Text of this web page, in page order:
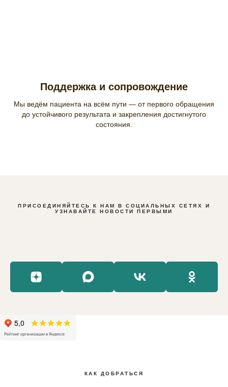
Поддержка и сопровождение
Мы ведём пациента на всём пути — от первого обращения
до устойчивого результата и закрепления достигнутого
состояния.
ПРИСОЕДИНЯЙТЕСЬ К НАМ В СОЦИАЛЬНЫХ СЕТЯХ И
УЗНАВАЙТЕ НОВОСТИ ПЕРВЫМИ
КАК ДОБРАТЬСЯ